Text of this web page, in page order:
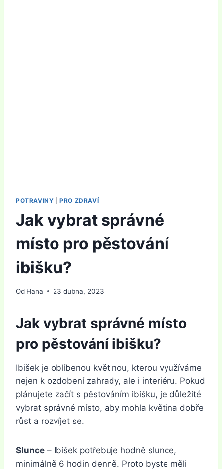
POTRAVINY |PRO ZDRAVÍ
Jak vybrat správné
místo pro pěstování
ibišku?
Od Hana 23 dubna, 2023
Jak vybrat správné místo
pro pěstování ibišku?
Ibišek je oblíbenou květinou, kterou využíváme
nejen k ozdobení zahrady, ale i interiéru. Pokud
plánujete začít s pěstováním ibišku, je důležité
vybrat správné místo, aby mohla květina dobře
růst a rozvíjet se.
Slunce – Ibišek potřebuje hodně slunce,
minimálně 6 hodin denně. Proto byste měli